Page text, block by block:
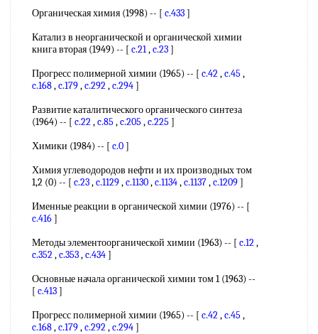
Органическая химия (1998) -- [ c.433]
Катализ в неорганической и органической химии
книга вторая (1949) -- [ c.21,c.23]
Прогресс полимерной химии (1965) -- [ c.42,c.45 ,
c.168,c.179,c.292,c.294]
Развитие каталитического органического синтеза
(1964) -- [ c.22,c.85 ,c.205 ,c.225 ]
Химики (1984) -- [ c.0]
Химия углеводородов нефти и их производных том
1,2 (0) -- [ c.23,c.1129,c.1130,c.1134,c.1137,c.1209]
Именные реакции в органической химии (1976) -- [
c.416]
Методы элементоорганической химии (1963) -- [ c.12,
c.352,c.353,c.434]
Основные начала органической химии том 1 (1963) --
[ c.413]
Прогресс полимерной химии (1965) -- [ c.42,c.45 ,
c.168,c.179,c.292,c.294]